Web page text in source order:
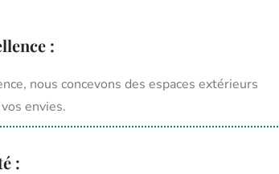
:
nous concevons des espaces extérieurs
envies.
: